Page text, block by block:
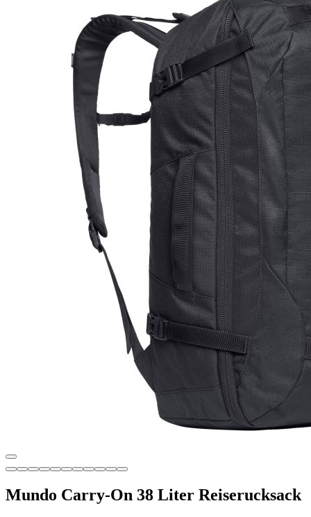
Mundo Carry-On 38 Liter Reiserucksack